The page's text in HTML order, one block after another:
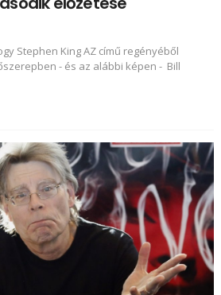
Stephen King AZ című regényéből
- és az alábbi képen - Bill